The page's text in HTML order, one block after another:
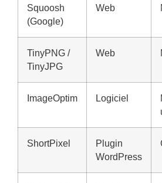
Squoosh
(Google)
Web
TinyPNG /
TinyJPG
Web
ImageOptim Logiciel
ShortPixel
Plugin
WordPress